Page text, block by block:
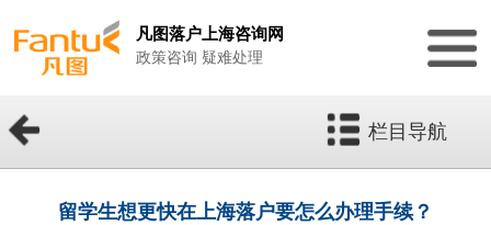
凡图落户上海咨询网
政策咨询 疑难处理
栏目导航
留学生想更快在上海落户要怎么办理手续？